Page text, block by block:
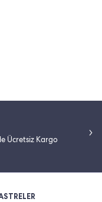
Ücretsiz Kargo